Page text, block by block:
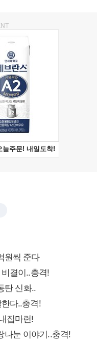
원씩 준다
비결이..충격!
탄 신화..
다..충격!
집마련!
나눈 이야기..충격!